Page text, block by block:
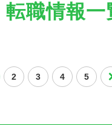
職情報一
2 3 4 5